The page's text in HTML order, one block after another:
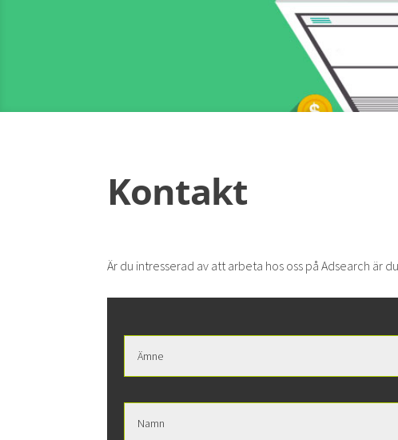
Kontakt
Är du intresserad av att arbeta hos oss på Adsearch är